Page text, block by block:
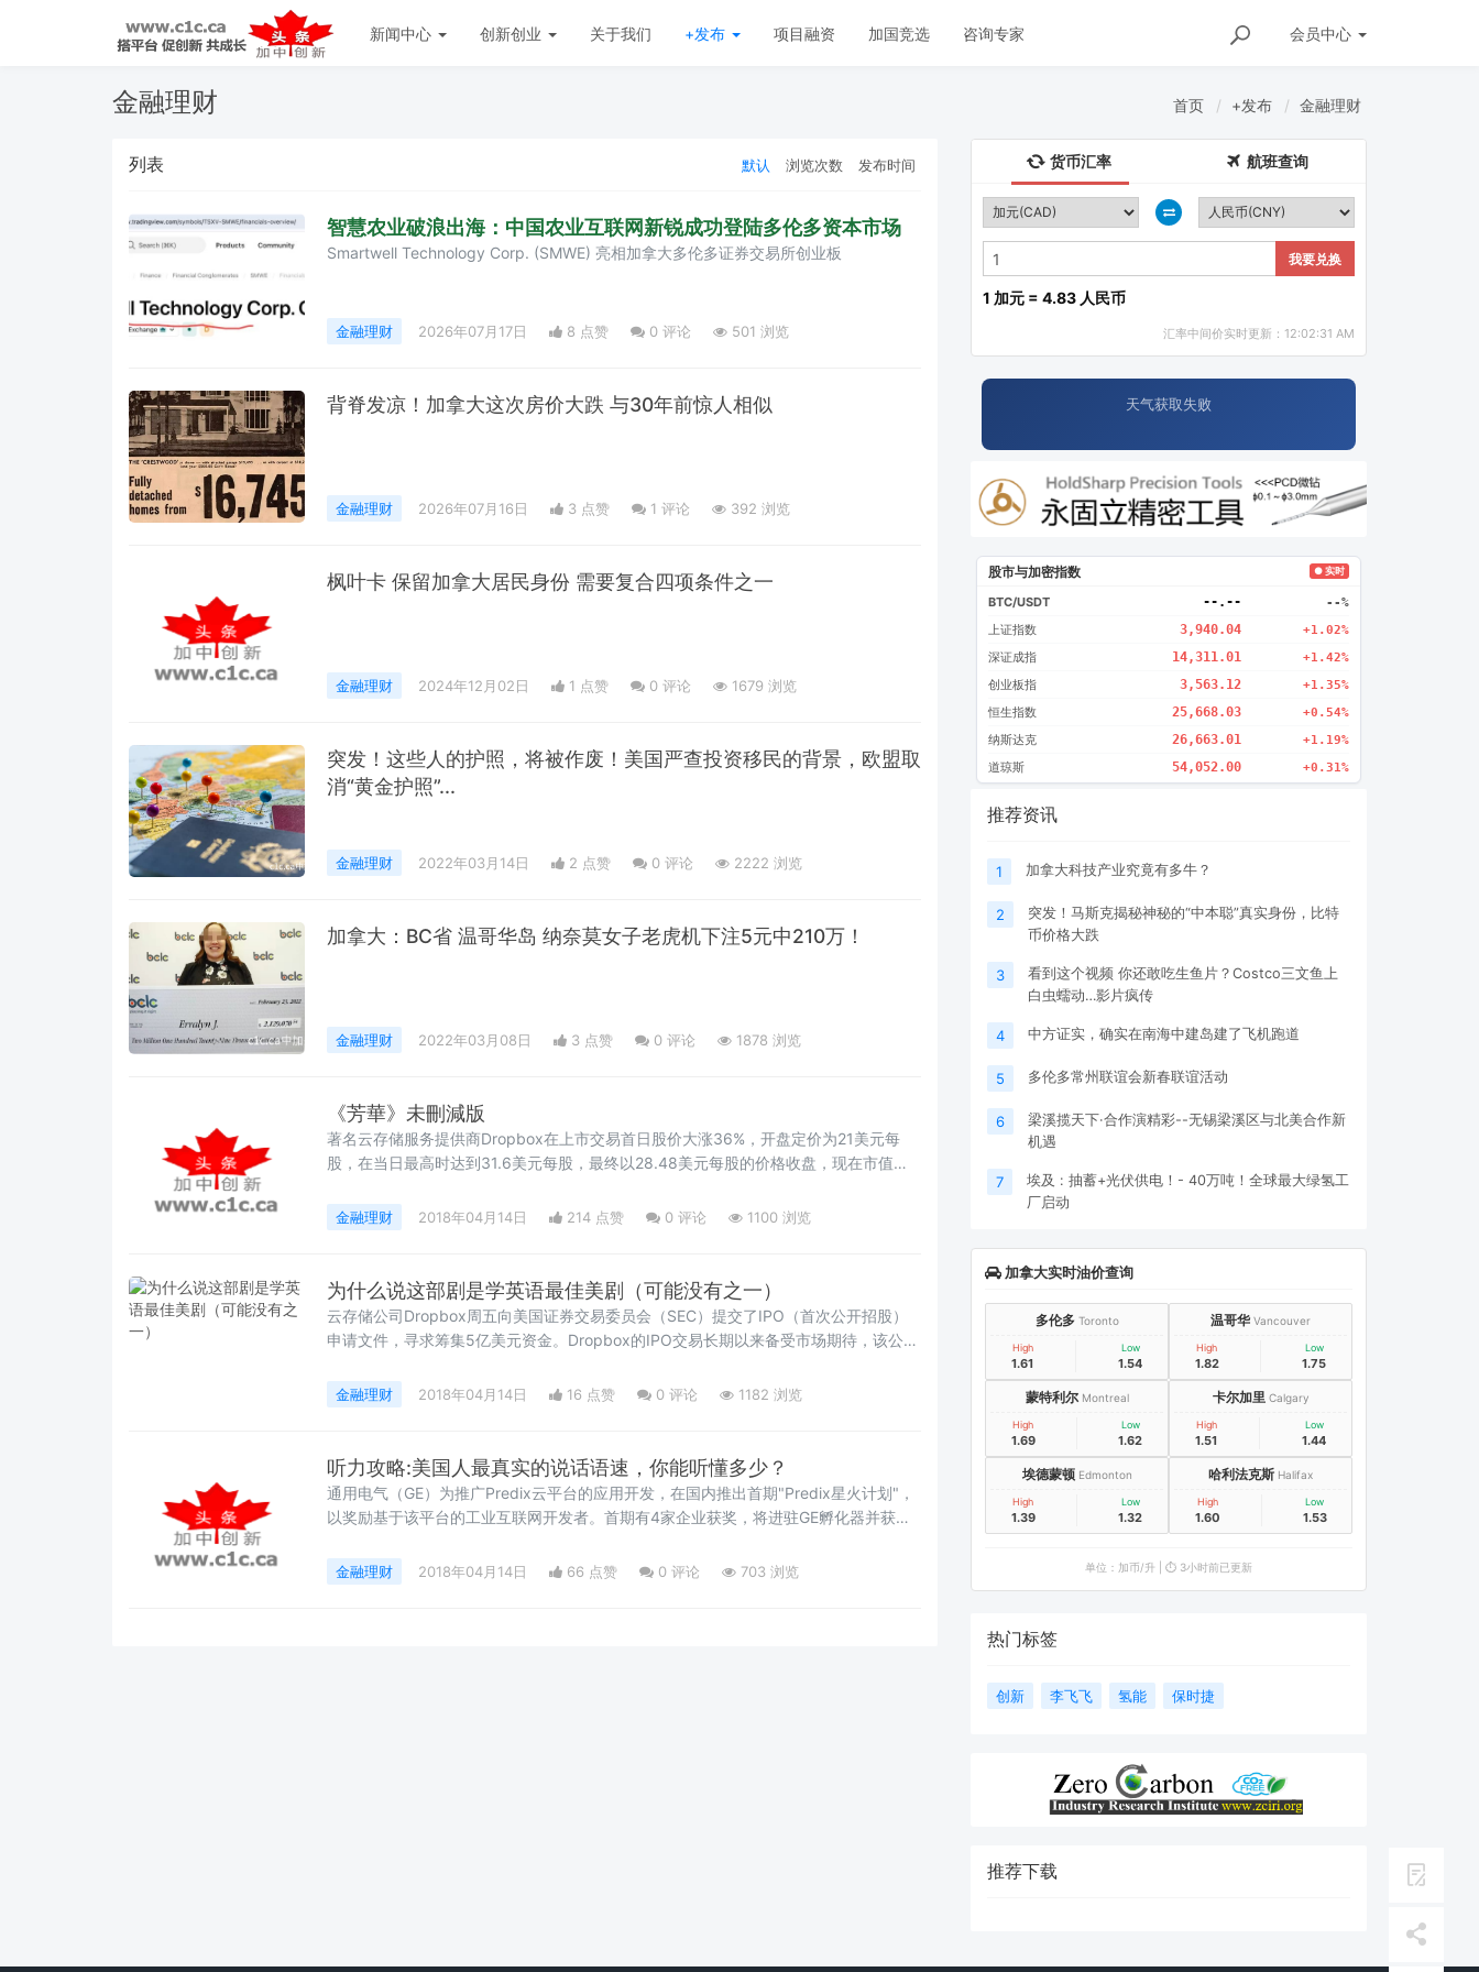
会员中心
新闻中心 创新创业 关于我们 +发布 项目融资 加国竞选 咨询专家
金融理财 首页 +发布 金融理财
列表 默认 浏览次数 发布时间
智慧农业破浪出海：中国农业互联网新锐成功登陆多伦多资本市场
Smartwell Technology Corp. (SMWE) 亮相加拿大多伦多证券交易所创业板
金融理财 2026年07月17日 8 点赞 0 评论 501 浏览
背脊发凉！加拿大这次房价大跌 与30年前惊人相似
金融理财 2026年07月16日 3 点赞 1 评论 392 浏览
枫叶卡 保留加拿大居民身份 需要复合四项条件之一
金融理财 2024年12月02日 1 点赞 0 评论 1679 浏览
突发！这些人的护照，将被作废！美国严查投资移民的背景，欧盟取
消“黄金护照”...
金融理财 2022年03月14日 2 点赞 0 评论 2222 浏览
加拿大：BC省 温哥华岛 纳奈莫女子老虎机下注5元中210万！
金融理财 2022年03月08日 3 点赞 0 评论 1878 浏览
《芳華》未刪減版
著名云存储服务提供商Dropbox在上市交易首日股价大涨36%，开盘定价为21美元每
股，在当日最高时达到31.6美元每股，最终以28.48美元每股的价格收盘，现在市值超
服务和内容协作平台的公司。Dropbox最先对自己股价的预期是16到18美元每股，后来
提升到18到20美元每股。而由于上市交易首日表现出色，超过了2014年私募时100亿美
金融理财 2018年04月14日 214 点赞 0 评论 1100 浏览
为什么说这部剧是学英语最佳美剧（可能没有之一）
云存储公司Dropbox周五向美国证券交易委员会（SEC）提交了IPO（首次公开招股）
申请文件，寻求筹集5亿美元资金。Dropbox的IPO交易长期以来备受市场期待，该公司
金融理财 2018年04月14日 16 点赞 0 评论 1182 浏览
听力攻略:美国人最真实的说话语速，你能听懂多少？
通用电气（GE）为推广Predix云平台的应用开发，在国内推出首期"Predix星火计划"，
以奖励基于该平台的工业互联网开发者。首期有4家企业获奖，将进驻GE孵化器并获得
金融理财 2018年04月14日 66 点赞 0 评论 703 浏览
货币汇率 航班查询
我要兑换
1 加元 = 4.83 人民币
汇率中间价实时更新：12:02:31 AM
天气获取失败
股市与加密指数 ● 实时
BTC/USDT --.-- --%
上证指数 3,940.04 +1.02%
深证成指 14,311.01 +1.42%
创业板指 3,563.12 +1.35%
恒生指数 25,668.03 +0.54%
纳斯达克 26,663.01 +1.19%
道琼斯 54,052.00 +0.31%
推荐资讯
1 加拿大科技产业究竟有多牛？
2
突发！马斯克揭秘神秘的“中本聪”真实身份，比特
币价格大跌
3
看到这个视频 你还敢吃生鱼片？Costco三文鱼上
白虫蠕动…影片疯传
4 中方证实，确实在南海中建岛建了飞机跑道
5 多伦多常州联谊会新春联谊活动
6
梁溪揽天下·合作演精彩--无锡梁溪区与北美合作新
机遇
7
埃及 : 抽蓄+光伏供电！- 40万吨！全球最大绿氢工
厂启动
加拿大实时油价查询
多伦多 Toronto
High
1.61
Low
1.54
温哥华 Vancouver
High
1.82
Low
1.75
蒙特利尔 Montreal
High
1.69
Low
1.62
卡尔加里 Calgary
High
1.51
Low
1.44
埃德蒙顿 Edmonton
High
1.39
Low
1.32
哈利法克斯 Halifax
High
1.60
Low
1.53
单位：加币/升 | ⏱️ 3小时前已更新
热门标签
创新 李飞飞 氢能 保时捷
推荐下载